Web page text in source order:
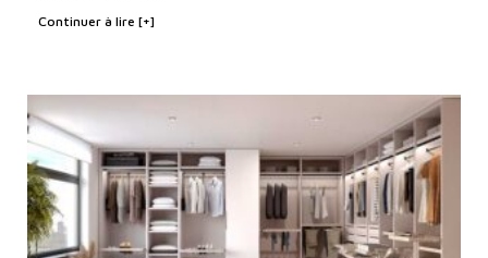
Continuer à lire [+]